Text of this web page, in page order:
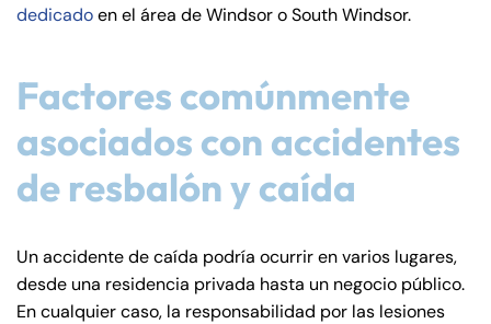
dedicadoen el área de Windsor o South Windsor.
Factores comúnmente
asociados con accidentes
de resbalón y caída
Un accidente de caída podría ocurrir en varios lugares,
desde una residencia privada hasta un negocio público.
En cualquier caso, la responsabilidad por las lesiones